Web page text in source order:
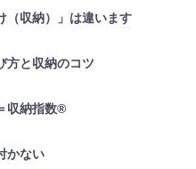
（収納）」は違います
方と収納のコツ
収納指数®
かない